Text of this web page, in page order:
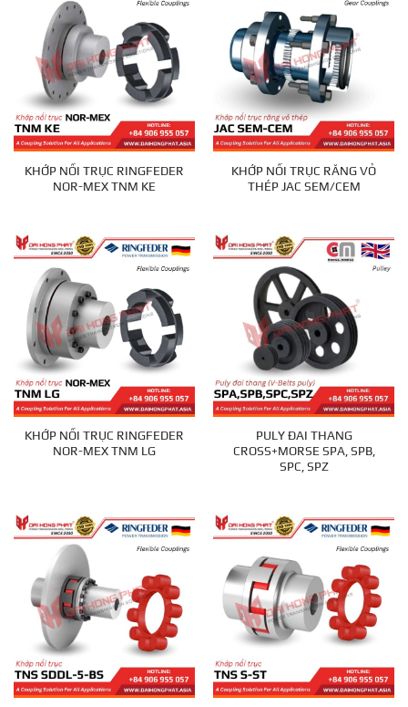
KHỚP NỐI TRỤC RINGFEDER
NOR-MEX TNM KE
KHỚP NỐI TRỤC RĂNG VỎ
THÉP JAC SEM/CEM
KHỚP NỐI TRỤC RINGFEDER
NOR-MEX TNM LG
PULY ĐAI THANG
CROSS+MORSE SPA, SPB,
SPC, SPZ